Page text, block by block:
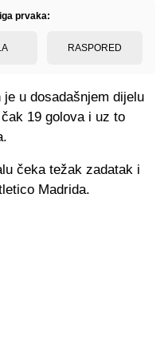
prvaka:
RASPORED
je u dosadašnjem dijelu
19 golova i uz to
čeka težak zadatak i
Madrida.